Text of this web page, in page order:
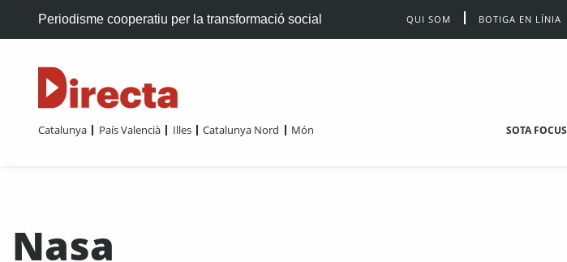
Periodisme cooperatiu per la transformació social QUI SOM BOTIGA EN LÍNIA
Catalunya País Valencià Illes Catalunya Nord Món SOTA FOCUS
Nasa